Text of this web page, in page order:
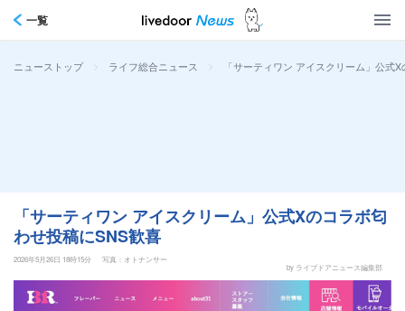
一覧
ニューストップ > ライフ総合ニュース > 「サーティワン アイスクリーム」公式
「サーティワン アイスクリーム」公式Xのコラボ匂
わせ投稿にSNS歓喜
2026年5月26日 18時15分
写真：オトナンサー
by ライブドアニュース編集部